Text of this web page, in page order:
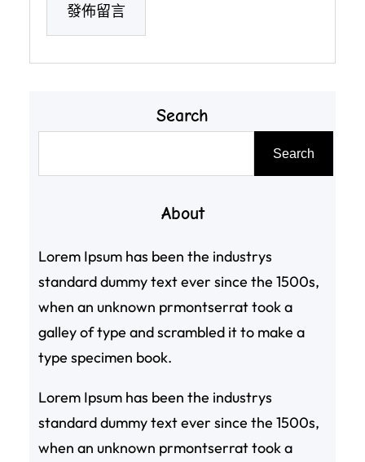
Search
Search
About
Lorem Ipsum has been the industrys
standard dummy text ever since the 1500s,
when an unknown prmontserrat took a
galley of type and scrambled it to make a
type specimen book.
Lorem Ipsum has been the industrys
standard dummy text ever since the 1500s,
when an unknown prmontserrat took a